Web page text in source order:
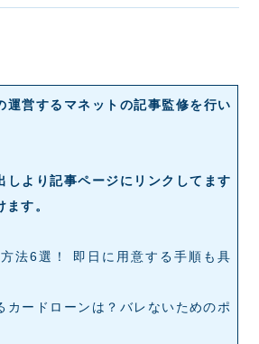
運営する マネット の記事監修を行い
しより記事ページにリンクしてます
す。
法6選！ 即日に用意する手順も具
カードローンは？バレないためのポ